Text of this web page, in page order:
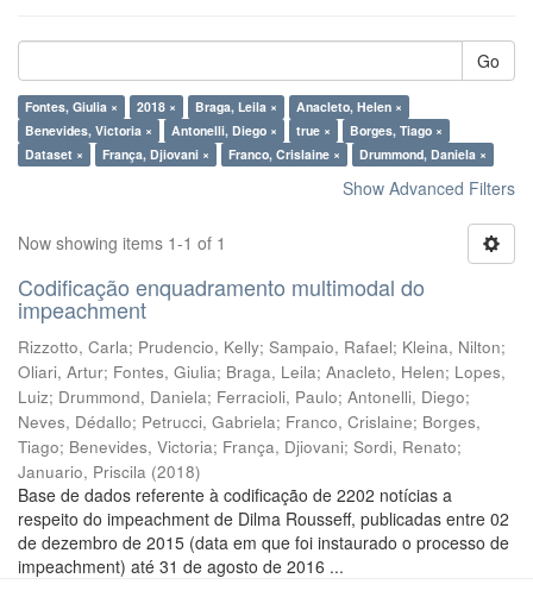
Go
Fontes, Giulia × 2018 × Braga, Leila ×
Anacleto, Helen ×
Benevides, Victoria ×
Antonelli, Diego × true ×
Borges, Tiago ×
Dataset ×
França, Djiovani × Franco, Crislaine × Drummond, Daniela ×
Show Advanced Filters
Now showing items 1-1 of 1
Codificação enquadramento multimodal do
impeachment
Rizzotto, Carla; Prudencio, Kelly; Sampaio, Rafael; Kleina, Nilton;
Oliari, Artur; Fontes, Giulia; Braga, Leila; Anacleto, Helen; Lopes,
Luiz; Drummond, Daniela; Ferracioli, Paulo; Antonelli, Diego;
Neves, Dédallo; Petrucci, Gabriela; Franco, Crislaine; Borges,
Tiago; Benevides, Victoria; França, Djiovani; Sordi, Renato;
Januario, Priscila (2018)
Base de dados referente à codificação de 2202 notícias a
respeito do impeachment de Dilma Rousseff, publicadas entre 02
de dezembro de 2015 (data em que foi instaurado o processo de
impeachment) até 31 de agosto de 2016 ...